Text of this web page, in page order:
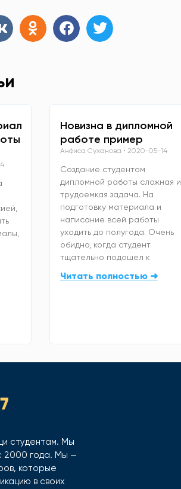
Новизна в дипломной
работе пример
Анфиса Суханова 2020-05-14
Создание студентом
дипломной работы сложная и
трудоемкая задача. На
подготовку материала и
написание всей работы
уходить до полугода. Очень
обидно, когда студент
тщательно подошел к
Читать полностью ➜
студентам. Мы
2000 года. Мы —
которые
в своих